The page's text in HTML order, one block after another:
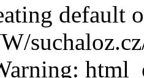
default